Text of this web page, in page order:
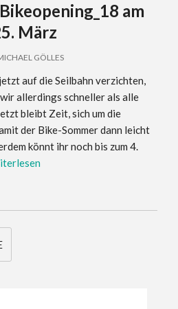
am
März
GÖLLES
auf die Seilbahn verzichten,
allerdings schneller als alle
bleibt Zeit, sich um die
der Bike-Sommer dann leicht
könnt ihr noch bis zum 4.